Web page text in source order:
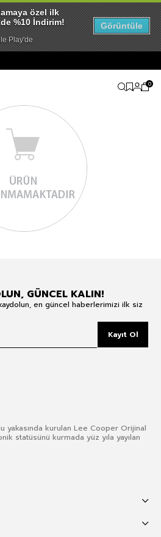
0
GÜNCEL KALIN!
en güncel haberlerimizi ilk siz
Kayıt Ol
yakasında kurulan Lee Cooper Orijinal
statüsünü kurmada yüz yıla yayılan
özel ilk
%10 İndirim!
Play'de
Görüntüle